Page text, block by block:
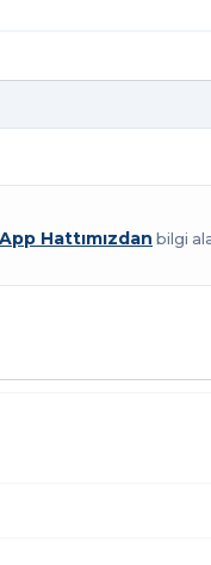
Hattımızdan bilgi